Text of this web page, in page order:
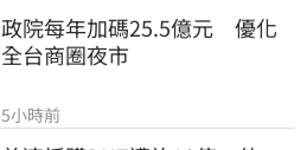
政院每年加碼25.5億元　優化
全台商圈夜市
5小時前